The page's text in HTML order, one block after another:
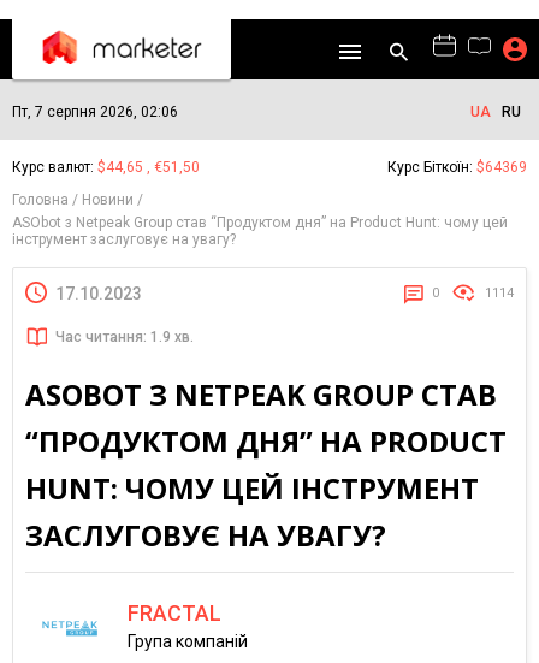
Пт, 7 серпня 2026, 02:06 UA RU
Курс валют: $44,65 , €51,50 Курс Біткоїн: $64369
Головна
Новини
ASObot з Netpeak Group став “Продуктом дня” на Product Hunt: чому цей
інструмент заслуговує на увагу?
17.10.2023 0 1114
Час читання: 1.9 хв.
ASOBOT З NETPEAK GROUP СТАВ
“ПРОДУКТОМ ДНЯ” НА PRODUCT
HUNT: ЧОМУ ЦЕЙ ІНСТРУМЕНТ
ЗАСЛУГОВУЄ НА УВАГУ?
FRACTAL
Група компаній